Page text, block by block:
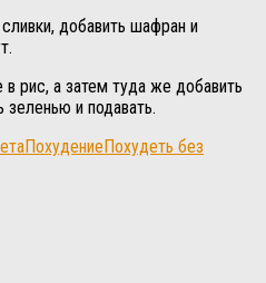
добавить шафран и
рис, а затем туда же добавить
зеленью и подавать.
Похудение Похудеть без